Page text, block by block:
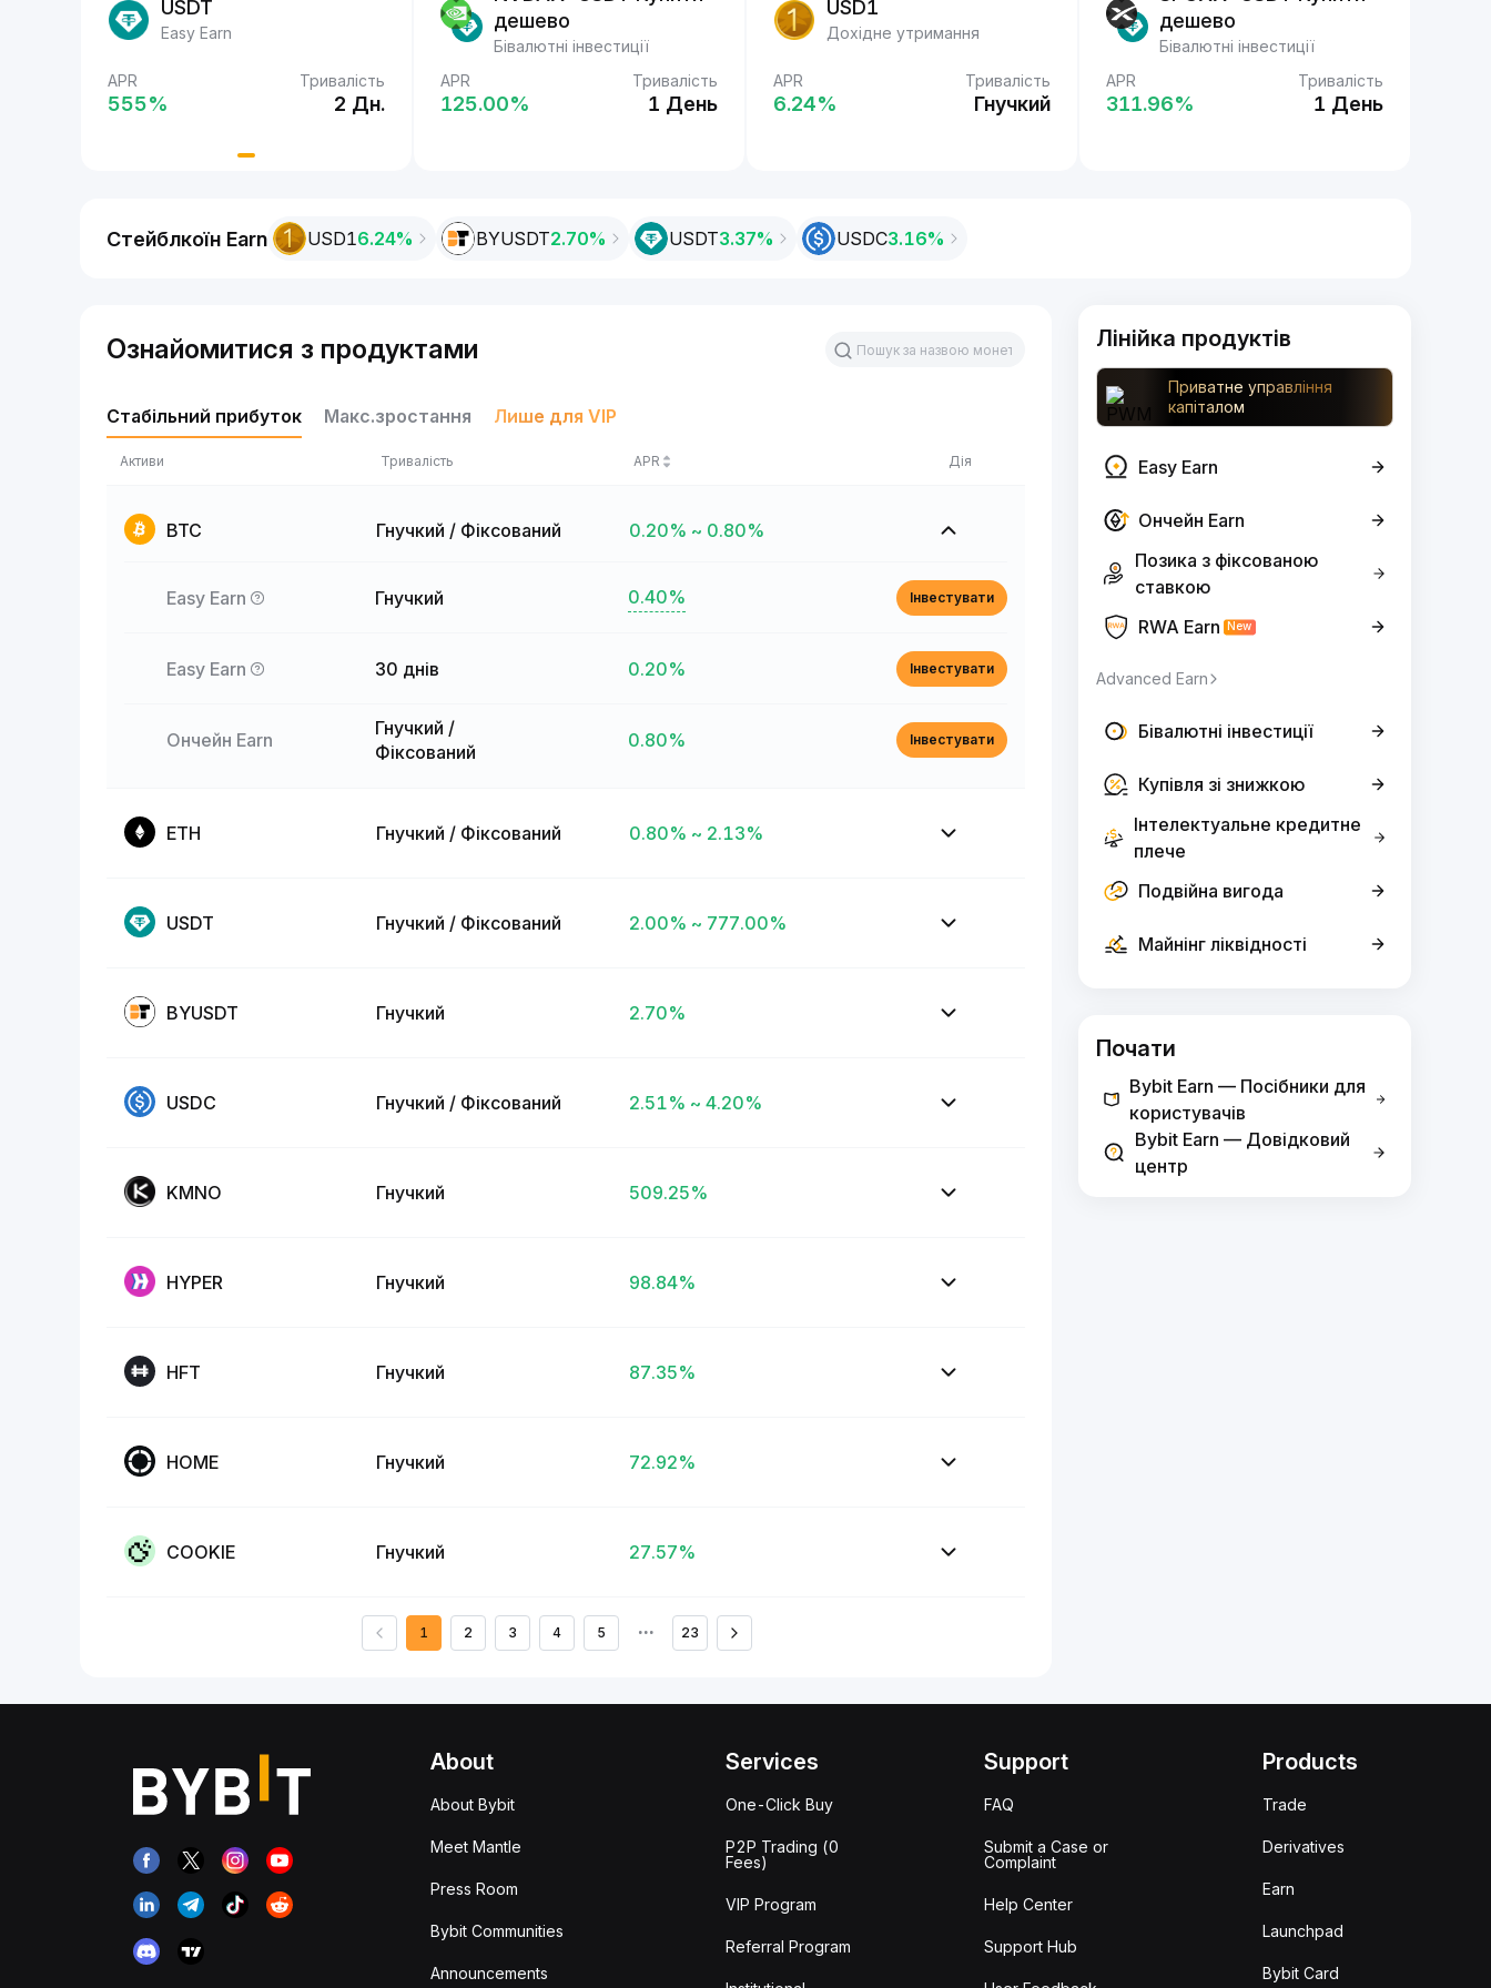
USDT
Easy Earn
APR Тривалість
555‎% 2 Дн.
USDT
Easy Earn
APR Тривалість
555‎% 2 Дн.
дешево
Бівалютні інвестиції
APR
Тривалість
125.00‎% 1 День
USD1
Дохідне утримання
APR Тривалість
6.24‎% Гнучкий
дешево
Бівалютні інвестиції
APR
Тривалість
311.96‎% 1 День
Стейблкоїн Earn USD16.24% BYUSDT2.70% USDT3.37‎% USDC3.16‎%
Ознайомитися з продуктами
Стабільний прибуток Макс.зростання Лише для VIP
Активи Тривалість APR Дія
BTC Гнучкий / Фіксований 0.20% ~ 0.80%
Easy Earn Гнучкий 0.40% Інвестувати
Easy Earn 30 днів 0.20% Інвестувати
Ончейн Earn
Гнучкий /
Фіксований
0.80% Інвестувати
ETH Гнучкий / Фіксований 0.80% ~ 2.13%
USDT Гнучкий / Фіксований 2.00% ~ 777.00%
BYUSDT Гнучкий 2.70%
USDC Гнучкий / Фіксований 2.51% ~ 4.20%
KMNO Гнучкий 509.25%
HYPER Гнучкий 98.84%
HFT Гнучкий 87.35%
HOME Гнучкий 72.92%
COOKIE Гнучкий 27.57%
1 2 3 4 5 ••• 23
Лінійка продуктів
Приватне управління
капіталом
Easy Earn
Ончейн Earn
Позика з фіксованою
ставкою
RWA Earn
New
Advanced Earn
Бівалютні інвестиції
Купівля зі знижкою
Інтелектуальне кредитне
плече
Подвійна вигода
Майнінг ліквідності
Почати
Bybit Earn — Посібники для
користувачів
Bybit Earn — Довідковий
центр
About
About Bybit
Meet Mantle
Press Room
Bybit Communities
Announcements
Services
One-Click Buy
P2P Trading (0
Fees)
VIP Program
Referral Program
Support
FAQ
Submit a Case or
Complaint
Help Center
Support Hub
Products
Trade
Derivatives
Earn
Launchpad
Bybit Card